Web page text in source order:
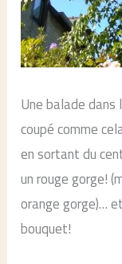
Une balade
coupé comme
en sortant du
un rouge gorge!
orange gorge)…
bouquet!